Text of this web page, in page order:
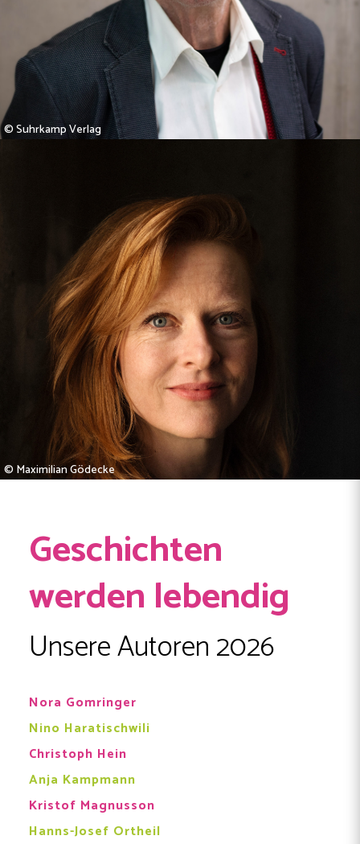
© Suhrkamp Verlag
© Maximilian Gödecke
Geschichten
werden lebendig
Unsere Autoren 2026
Nora Gomringer
Nino Haratischwili
Christoph Hein
Anja Kampmann
Kristof Magnusson
Hanns-Josef Ortheil